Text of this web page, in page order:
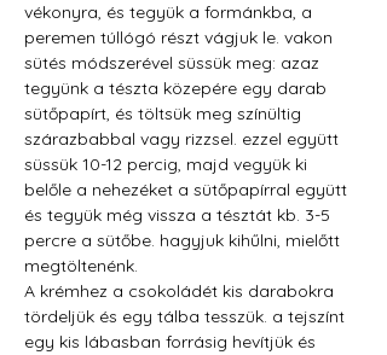
vékonyra, és tegyük a formánkba, a
peremen túllógó részt vágjuk le. vakon
sütés módszerével süssük meg: azaz
tegyünk a tészta közepére egy darab
sütőpapírt, és töltsük meg színültig
szárazbabbal vagy rizzsel. ezzel együtt
süssük 10-12 percig, majd vegyük ki
belőle a nehezéket a sütőpapírral együtt
és tegyük még vissza a tésztát kb. 3-5
percre a sütőbe. hagyjuk kihűlni, mielőtt
megtöltenénk.
A krémhez a csokoládét kis darabokra
tördeljük és egy tálba tesszük. a tejszínt
egy kis lábasban forrásig hevítjük és